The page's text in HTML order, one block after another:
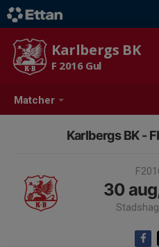
Matcher
Karlbergs BK
F 2016 Gul
Karlbergs BK -
30